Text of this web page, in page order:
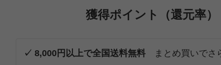
獲得ポイント（還元率）
✓ 8,000円以上で全国送料無料 まとめ買いでさ